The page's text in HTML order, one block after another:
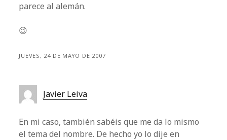
parece al alemán.
😉
JUEVES, 24 DE MAYO DE 2007
Javier Leiva
En mi caso, también sabéis que me da lo mismo
el tema del nombre. De hecho yo lo dije en